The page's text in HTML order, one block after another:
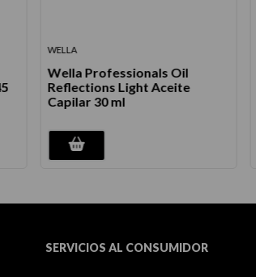
WELLA
Wella Professionals Oil
Reflections Light Aceite
Capilar 30 ml
SERVICIOS AL CONSUMIDOR